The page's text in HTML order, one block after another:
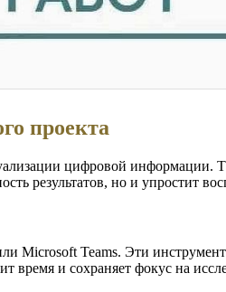
проекта
цифровой информации.
результатов, но и упростит
Teams. Эти
и сохраняет фокус на